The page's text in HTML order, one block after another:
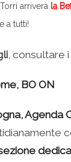
arriverà la
a tutti!
, consultare i
BO ON
Agenda